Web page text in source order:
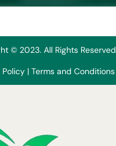
© 2023. All Rights Reserved
Policy | Terms and Conditions